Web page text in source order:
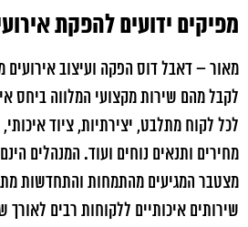
מפיקים ידועים להפקת
מאור – דאבל דוס הפקה ועיצוב
לקבל מהם שירות מקצועי המלווה ביחס
לכל לקוח מתלבט, יצירתיות, ציוד
מחירים ותנאים נוחים ועוד. המנהלים הינם
מצטבר המגיעים מהתמחות והתחדשות
שירותים איכותיים ללקוחות רבים לאורך